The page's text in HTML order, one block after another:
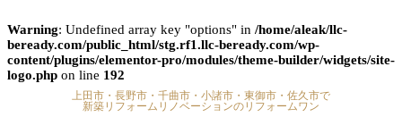
Warning: Undefined array key "options" in /home/aleak/llc-
beready.com/public_html/stg.rf1.llc-beready.com/wp-
content/plugins/elementor-pro/modules/theme-builder/widgets/site-
logo.php on line 192
上田市・長野市・千曲市・小諸市・東御市・佐久市で
新築リフォームリノベーションのリフォームワン